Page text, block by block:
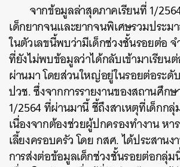
จากข้อมูลล่าสุดภาคเรียนที่ 1/
เด็กยากจนและยากจนพิเศษรวมประม
ในตัวเลขนี้พบว่ามีเด็กช่วงชั้นรอยต่อ
ที่ยังไม่พบข้อมูลว่าได้กลับเข้ามาเรียน
ผ่านมา โดยส่วนใหญ่อยู่ในรอยต่อระ
ปวช. ซึ่งจากการรายงานของสถานศึก
1/2564 ที่ผ่านมานี้ ชี้ถึงสาเหตุที่เด็กก
เนื่องจากต้องช่วยผู้ปกครองทำงาน หา
เลี้ยงครอบครัว โดย กสศ. ได้ประสาน
การส่งต่อข้อมูลเด็กช่วงชั้นรอยต่อกลุ่ม